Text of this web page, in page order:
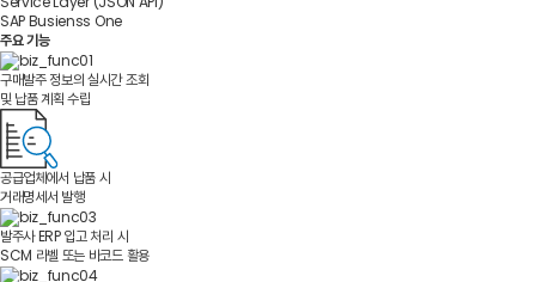
SAP Busienss One
주요 기능
구매발주 정보의 실시간 조회
및 납품 계획 수립
공급업체에서 납품 시
거래명세서 발행
발주사 ERP 입고 처리 시
SCM 라벨 또는 바코드 활용